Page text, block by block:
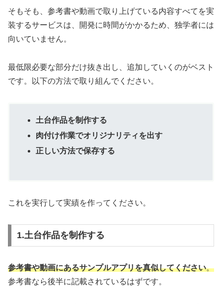
そもそも、参考書や動画で取り上げている内容すべてを実
装するサービスは、開発に時間がかかるため、独学者には
向いていません。
最低限必要な部分だけ抜き出し、追加していくのがベスト
です。以下の方法で取り組んでください。
土台作品を制作する
肉付け作業でオリジナリティを出す
正しい方法で保存する
これを実行して実績を作ってください。
1.土台作品を制作する
参考書や動画にあるサンプルアプリを真似してください。
参考書なら後半に記載されているはずです。